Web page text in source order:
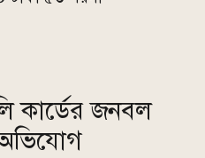
কার্ডের জনবল